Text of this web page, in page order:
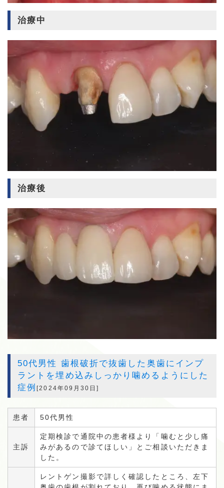
治療中
治療後
50代男性 歯根破折で抜歯した奥歯にインプ
ラントを埋め込みしっかり噛めるようにした
症例[2024年09月30日]
患者 50代男性
主訴
定期検診で通院中の患者様より「噛むと少し痛
みがあるので診てほしい」とご相談いただきま
した。
レントゲン撮影で詳しく確認したところ、左下